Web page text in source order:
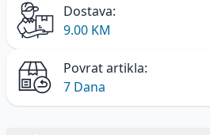
Dostava:
9.00 KM
Povrat artikla:
7 Dana